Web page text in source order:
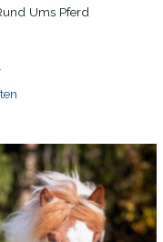
Ums Pferd